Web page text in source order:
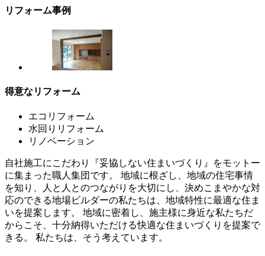
リフォーム事例
得意なリフォーム
エコリフォーム
水回りリフォーム
リノベーション
自社施工にこだわり『妥協しない住まいづくり』をモットー
に集まった職人集団です。 地域に根ざし、地域の住宅事情
を知り、人と人とのつながりを大切にし、決めこまやかな対
応のできる地場ビルダーの私たちは、地域特性に最適な住ま
いを提案します。 地域に密着し、施主様に身近な私たちだ
からこそ、十分納得いただける快適な住まいづくりを提案で
きる。 私たちは、そう考えています。